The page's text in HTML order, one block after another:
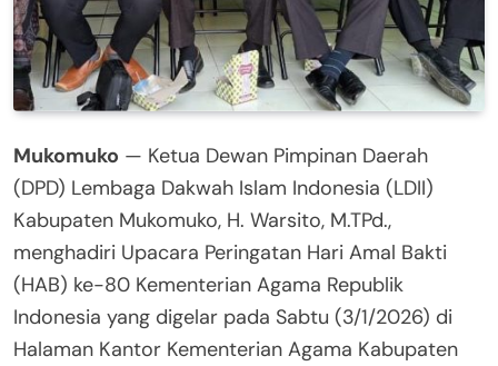
Mukomuko — Ketua Dewan Pimpinan Daerah
(DPD) Lembaga Dakwah Islam Indonesia (LDII)
Kabupaten Mukomuko, H. Warsito, M.TPd.,
menghadiri Upacara Peringatan Hari Amal Bakti
(HAB) ke-80 Kementerian Agama Republik
Indonesia yang digelar pada Sabtu (3/1/2026) di
Halaman Kantor Kementerian Agama Kabupaten